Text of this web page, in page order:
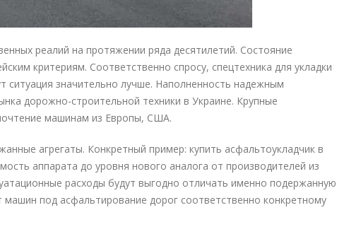
реалий на протяжении ряда десятилетий. Состояние
критериям. Соответственно спросу, спецтехника для укладки
ситуация значительно лучше. Наполненность надежным
дорожно-строительной техники в Украине. Крупные
машинам из Европы, США.
агрегаты. Конкретный пример: купить асфальтоукладчик в
аппарата до уровня нового аналога от производителей из
расходы будут выгодно отличать именно подержанную
под асфальтирование дорог соответственно конкретному